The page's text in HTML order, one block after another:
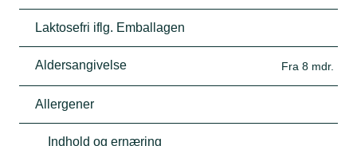
Laktosefri iflg. Emballagen
Aldersangivelse Fra 8 mdr.
Allergener
Indhold og ernæring